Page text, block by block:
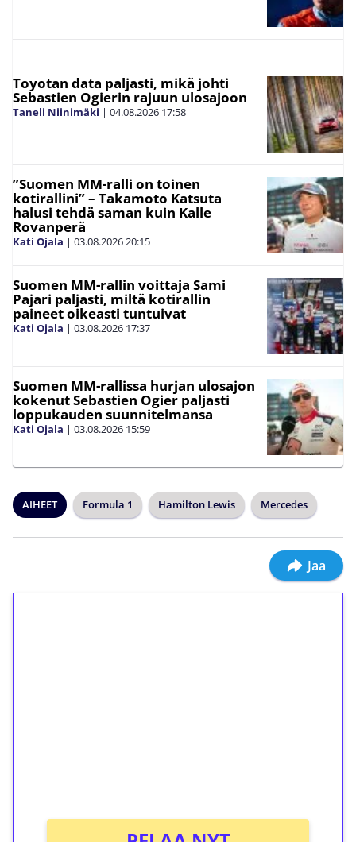
Toyotan data paljasti, mikä johti
Sebastien Ogierin rajuun ulosajoon
Taneli Niinimäki | 04.08.2026 17:58
”Suomen MM-ralli on toinen
kotirallini” – Takamoto Katsuta
halusi tehdä saman kuin Kalle
Rovanperä
Kati Ojala | 03.08.202620:15
Suomen MM-rallin voittaja Sami
Pajari paljasti, miltä kotirallin
paineet oikeasti tuntuivat
Kati Ojala | 03.08.2026 17:37
Suomen MM-rallissa hurjan ulosajon
kokenut Sebastien Ogier paljasti
loppukauden suunnitelmansa
Kati Ojala | 03.08.2026 15:59
AIHEET Formula 1 Hamilton Lewis Mercedes
Jaa